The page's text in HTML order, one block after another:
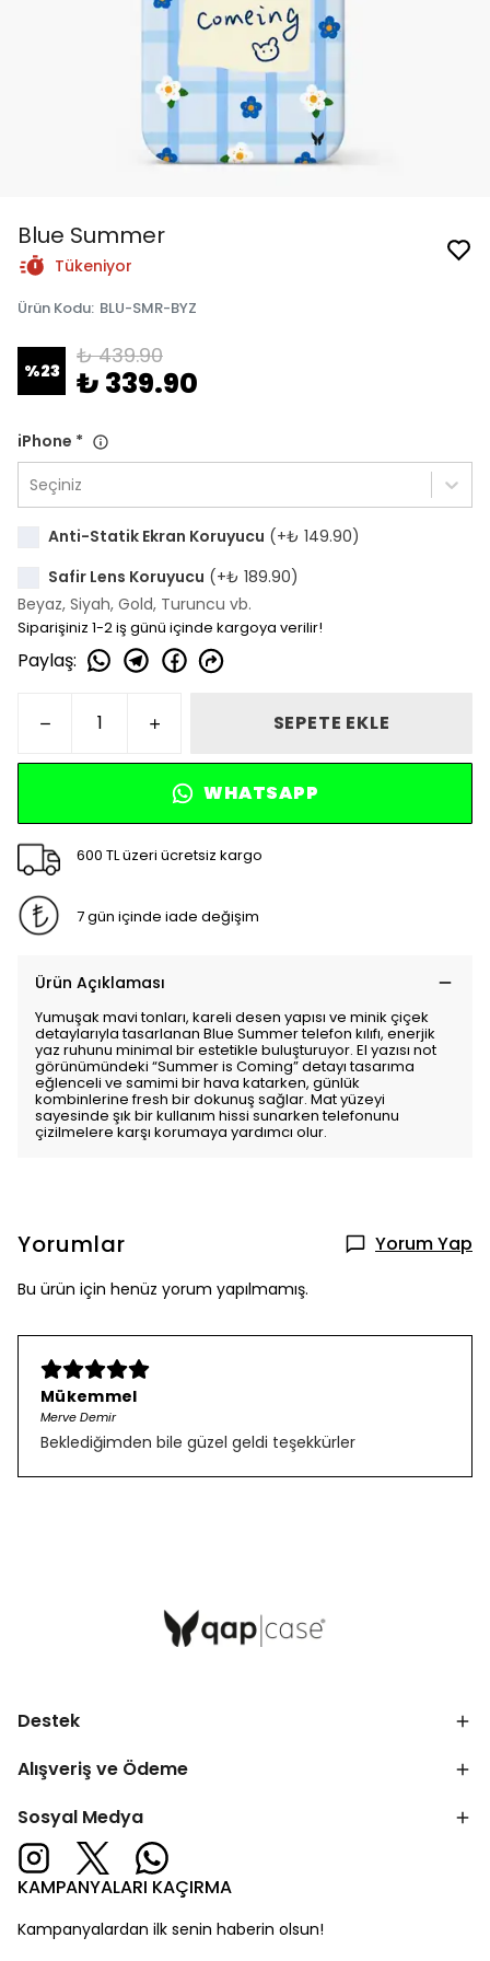
Blue Summer
Tükeniyor
Ürün Kodu: BLU-SMR-BYZ
%23
₺ 439.90
₺ 339.90
iPhone *
Seçiniz
Anti-Statik Ekran Koruyucu (+₺ 149.90)
Safir Lens Koruyucu (+₺ 189.90)
Beyaz, Siyah, Gold, Turuncu vb.
Siparişiniz 1-2 iş günü içinde kargoya verilir!
Paylaş:
SEPETE EKLE
WHATSAPP
600 TL üzeri ücretsiz kargo
7 gün içinde iade değişim
Ürün Açıklaması
Yumuşak mavi tonları, kareli desen yapısı ve minik çiçek
detaylarıyla tasarlanan Blue Summer telefon kılıfı, enerjik
yaz ruhunu minimal bir estetikle buluşturuyor. El yazısı not
görünümündeki “Summer is Coming” detayı tasarıma
eğlenceli ve samimi bir hava katarken, günlük
kombinlerine fresh bir dokunuş sağlar. Mat yüzeyi
sayesinde şık bir kullanım hissi sunarken telefonunu
çizilmelere karşı korumaya yardımcı olur.
Yorumlar Yorum Yap
Bu ürün için henüz yorum yapılmamış.
Mükemmel
Merve Demir
Beklediğimden bile güzel geldi teşekkürler
Destek
Alışveriş ve Ödeme
Sosyal Medya
KAMPANYALARI KAÇIRMA
Kampanyalardan ilk senin haberin olsun!